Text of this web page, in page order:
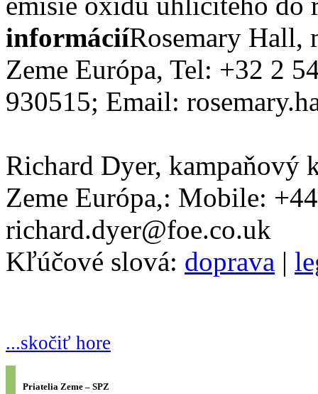
informáciíRosemary Hall,
Zeme Európa, Tel: +32 2
930515; Email:
Richard Dyer, kampaňový
Zeme Európa,: Mobile:
richard.dyer@foe.co.uk
Kľúčové slová: doprava |
...skočiť hore
Priatelia Zeme – SPZ